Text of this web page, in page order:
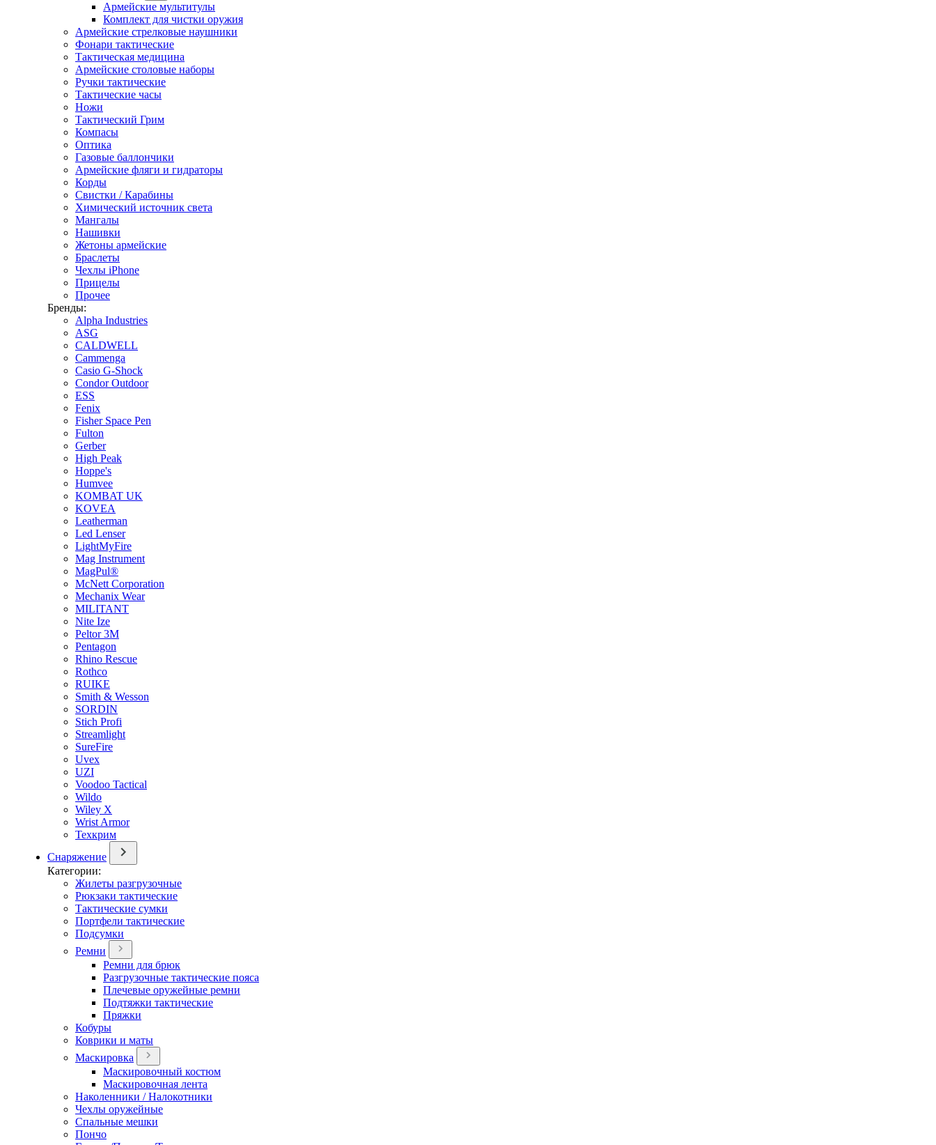
Армейские мультитулы
Комплект для чистки оружия
Армейские стрелковые наушники
Фонари тактические
Тактическая медицина
Армейские столовые наборы
Ручки тактические
Тактические часы
Ножи
Тактический Грим
Компасы
Оптика
Газовые баллончики
Армейские фляги и гидраторы
Корды
Свистки / Карабины
Химический источник света
Мангалы
Нашивки
Жетоны армейские
Браслеты
Чехлы iPhone
Прицелы
Прочее
Бренды:
Alpha Industries
ASG
CALDWELL
Cammenga
Casio G-Shock
Condor Outdoor
ESS
Fenix
Fisher Space Pen
Fulton
Gerber
High Peak
Hoppe's
Humvee
KOMBAT UK
KOVEA
Leatherman
Led Lenser
LightMyFire
Mag Instrument
MagPul®
McNett Corporation
Mechanix Wear
MILITANT
Nite Ize
Peltor 3M
Pentagon
Rhino Rescue
Rothco
RUIKE
Smith & Wesson
SORDIN
Stich Profi
Streamlight
SureFire
Uvex
UZI
Voodoo Tactical
Wildo
Wiley X
Wrist Armor
Техкрим
Снаряжение
Категории:
Жилеты разгрузочные
Рюкзаки тактические
Тактические сумки
Портфели тактические
Подсумки
Ремни
Ремни для брюк
Разгрузочные тактические пояса
Плечевые оружейные ремни
Подтяжки тактические
Пряжки
Кобуры
Коврики и маты
Маскировка
Маскировочный костюм
Маскировочная лента
Наколенники / Налокотники
Чехлы оружейные
Спальные мешки
Пончо